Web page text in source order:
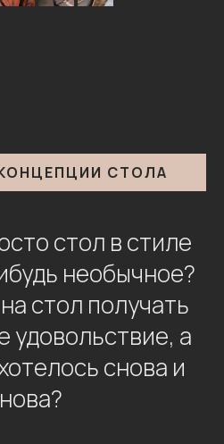
СТОЛА
стол в стиле
необычное?
стол получать
удовольствие, а
снова и